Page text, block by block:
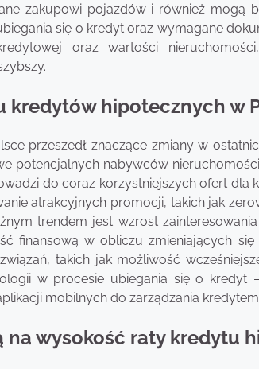
zakupowi pojazdów i również mogą
się o kredyt oraz wymagane
oraz wartości
kredytów hipotecznych w
przeszedł znaczące zmiany w
potencjalnych nabywców
do coraz korzystniejszych ofert dla
atrakcyjnych promocji, takich jak
trendem jest wzrost
finansową w obliczu zmieniających
takich jak możliwość
w procesie ubiegania się o kredyt
mobilnych do zarządzania
na wysokość raty kredytu